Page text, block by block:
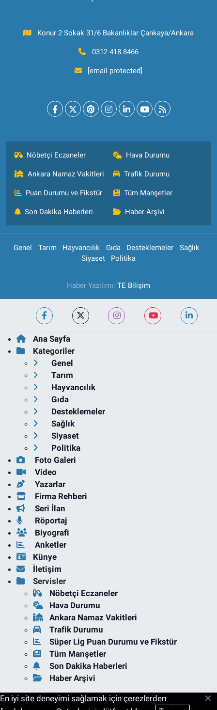
Konur 2 Sokak 31/6 Bakanlıklar Çankaya/Ankara
0312 418 8466
[email protected]
Nöbetçi Eczaneler Hava Durumu
Ankara Namaz Vakitleri Trafik Durumu
Puan Durumu ve Fikstür Tüm Manşetler
Son Dakika Haberleri Haber Arşivi
Genel Tarım Hayvancılık Gıda Desteklemeler
Sağlık
Siyaset
Politika
Haber Yazılımı: TE Bilişim
Ana Sayfa
Kategoriler
Genel
Tarım
Hayvancılık
Gıda
Desteklemeler
Sağlık
Siyaset
Politika
Foto Galeri
Video
Yazarlar
Firma Rehberi
Seri İlan
Röportaj
Biyografi
Anketler
Künye
İletişim
Servisler
Nöbetçi Eczaneler
Hava Durumu
Ankara Namaz Vakitleri
Trafik Durumu
Süper Lig Puan Durumu ve Fikstür
Tüm Manşetler
Son Dakika Haberleri
Haber Arşivi
En iyi site deneyimi sağlamak için çerezlerden